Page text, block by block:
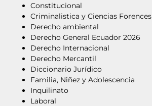
Constitucional
Criminalistica y Ciencias Forences
Derecho ambiental
Derecho General Ecuador 2026
Derecho Internacional
Derecho Mercantil
Diccionario Jurídico
Familia, Niñez y Adolescencia
Inquilinato
Laboral